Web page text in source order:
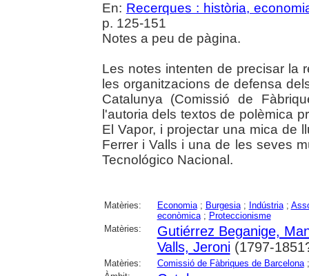
En: Recerques : història,
p. 125-151
Notes a peu de pàgina.
Les notes intenten de precisar la
les organitzacions de defensa
Catalunya (Comissió de
l'autoria dels textos de polèmica
El Vapor, i projectar una mica de
Ferrer i Valls i una de les seves
Tecnológico Nacional.
Matèries: Economia; Burgesia; Indústria;
econòmica; Proteccionisme
Matèries:
Gutiérrez Beganige,
Valls, Jeroni(1797-
Matèries: Comissió de Fàbriques de Barcelona